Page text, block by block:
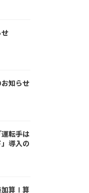
せ
知らせ
転手は
導入の
加算Ⅰ算